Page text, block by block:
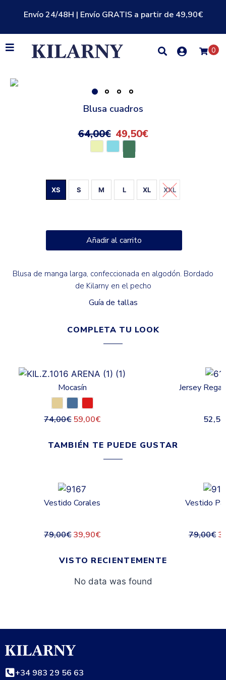
Envío 24/48H | Envío GRATIS a partir de 49,90€
0
Blusa cuadros
64,00€ 49,50€
XS S M L XL XXL
Añadir al carrito
Blusa de manga larga, confeccionada en algodón. Bordado
de Kilarny en el pecho
Guía de tallas
COMPLETA TU LOOK
Mocasín
74,00€ 59,00€
Jersey
52,50
TAMBIÉN TE PUEDE GUSTAR
Vestido Corales
79,00€ 39,90€
Vestido
79,00€
VISTO RECIENTEMENTE
No data was found
+34 983 29 56 63